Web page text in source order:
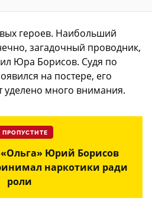
героев. Наибольший
загадочный проводник,
Юра Борисов. Судя по
на постере, его
уделено много внимания.
ПРОПУСТИТЕ
«Ольга» Юрий Борисов
наркотики ради
роли